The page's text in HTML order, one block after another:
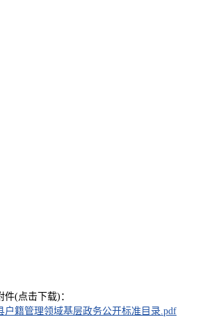
件(点击下载)：
户籍管理领域基层政务公开标准目录.pdf